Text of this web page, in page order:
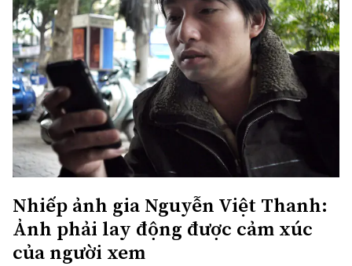
Nhiếp ảnh gia Nguyễn Việt Thanh:
Ảnh phải lay động được cảm xúc
của người xem